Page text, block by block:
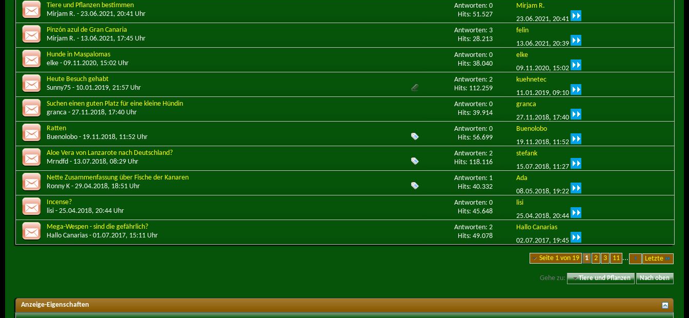
Tiere und Pflanzen bestimmen
Mirjam R. - 23.06.2021, 20:41 Uhr
Antworten: 0
Hits: 51.527
Mirjam R.
23.06.2021, 20:41
Pinzón azul de Gran Canaria
Mirjam R. - 13.06.2021, 17:45 Uhr
Antworten: 3
Hits: 28.213
felin
13.06.2021, 20:39
Hunde in Maspalomas
elke - 09.11.2020, 15:02 Uhr
Antworten: 0
Hits: 38.040
elke
09.11.2020, 15:02
Heute Besuch gehabt
Sunny75 - 10.01.2019, 21:57 Uhr
Antworten: 2
Hits: 112.259
kuehnetec
11.01.2019, 09:10
Suchen einen guten Platz für eine kleine Hündin
granca - 27.11.2018, 17:40 Uhr
Antworten: 0
Hits: 39.914
granca
27.11.2018, 17:40
Ratten
Buenolobo - 19.11.2018, 11:52 Uhr
Antworten: 0
Hits: 56.699
Buenolobo
19.11.2018, 11:52
Aloe Vera von Lanzarote nach Deutschland?
Mrndfd - 13.07.2018, 08:29 Uhr
Antworten: 2
Hits: 118.116
stefank
15.07.2018, 11:27
Nette Zusammenfassung über Fische der Kanaren
Ronny K - 29.04.2018, 18:51 Uhr
Antworten: 1
Hits: 40.332
Ada
08.05.2018, 19:22
Incense?
lisi - 25.04.2018, 20:44 Uhr
Antworten: 0
Hits: 45.648
lisi
25.04.2018, 20:44
Mega-Wespen - sind die gefährlich?
Hallo Canarias - 01.07.2017, 15:11 Uhr
Antworten: 2
Hits: 49.078
Hallo Canarias
02.07.2017, 19:45
Seite 1 von 19 1 2 3 11 ... Letzte
Gehe zu: Tiere und Pflanzen Nach oben
Anzeige-Eigenschaften